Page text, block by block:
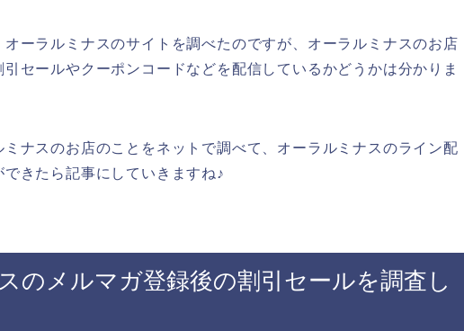
ーラルミナスのサイトを調べたのですが、オーラルミナスのお店
セールやクーポンコードなどを配信しているかどうかは分かりま
ナスのお店のことをネットで調べて、オーラルミナスのライン配
きたら記事にしていきますね♪
のメルマガ登録後の割引セールを調査し